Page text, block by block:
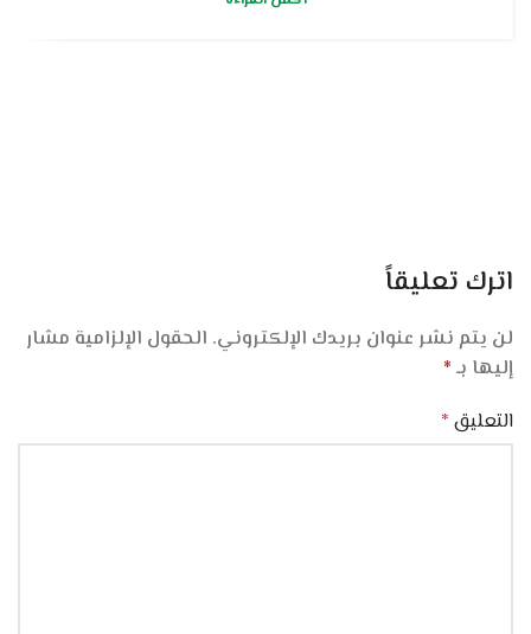
اترك تعليقاً
لن يتم نشر عنوان بريدك الإلكتروني. الحقول الإلزامية مشار
إليها بـ *
التعليق *